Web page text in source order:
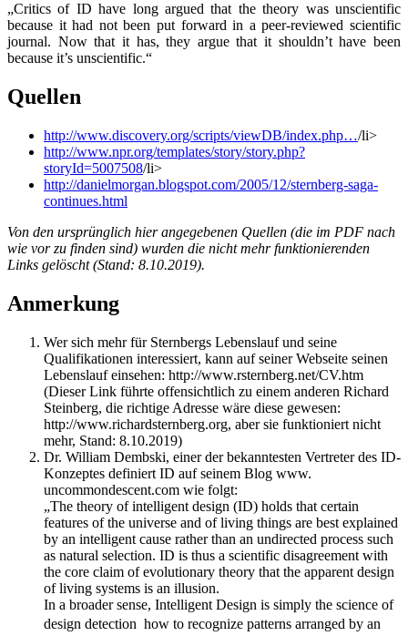
„Critics of ID have long argued that the theory was unscientific
because it had not been put forward in a peer-reviewed scientific
journal. Now that it has, they argue that it shouldn’t have been
because it’s unscientific.“
Quellen
http://www.discovery.org/scripts/viewDB/index.php…/li>
http://www.npr.org/templates/story/story.php?
storyId=5007508/li>
http://danielmorgan.blogspot.com/2005/12/sternberg-saga-
continues.html
Von den ursprünglich hier angegebenen Quellen (die im PDF nach
wie vor zu finden sind) wurden die nicht mehr funktionierenden
Links gelöscht (Stand: 8.10.2019).
Anmerkung
Wer sich mehr für Sternbergs Lebenslauf und seine
Qualifikationen interessiert, kann auf seiner Webseite seinen
Lebenslauf einsehen: http://www.rsternberg.net/CV.htm
(Dieser Link führte offensichtlich zu einem anderen Richard
Steinberg, die richtige Adresse wäre diese gewesen:
http://www.richardsternberg.org, aber sie funktioniert nicht
mehr, Stand: 8.10.2019)
Dr. William Dembski, einer der bekanntesten Vertreter des ID-
Konzeptes definiert ID auf seinem Blog www.
uncommondescent.com wie folgt:
„The theory of intelligent design (ID) holds that certain
features of the universe and of living things are best explained
by an intelligent cause rather than an undirected process such
as natural selection. ID is thus a scientific disagreement with
the core claim of evolutionary theory that the apparent design
of living systems is an illusion.
In a broader sense, Intelligent Design is simply the science of
design detection  how to recognize patterns arranged by an